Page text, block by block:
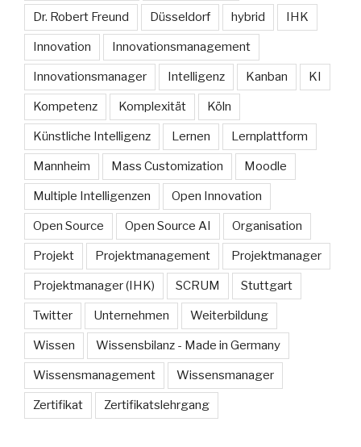
Dr. Robert Freund Düsseldorf hybrid IHK
Innovation Innovationsmanagement
Innovationsmanager Intelligenz Kanban KI
Kompetenz Komplexität Köln
Künstliche Intelligenz Lernen Lernplattform
Mannheim Mass Customization Moodle
Multiple Intelligenzen Open Innovation
Open Source Open Source AI Organisation
Projekt Projektmanagement Projektmanager
Projektmanager (IHK) SCRUM Stuttgart
Twitter Unternehmen Weiterbildung
Wissen Wissensbilanz - Made in Germany
Wissensmanagement Wissensmanager
Zertifikat Zertifikatslehrgang